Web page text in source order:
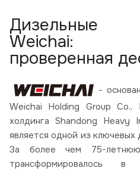
Дизельные
Weichai:
проверенная
-
Weichai Holding Group Co.,
холдинга Shandong
является одной из ключевых
За более чем 75-
трансформировалось в